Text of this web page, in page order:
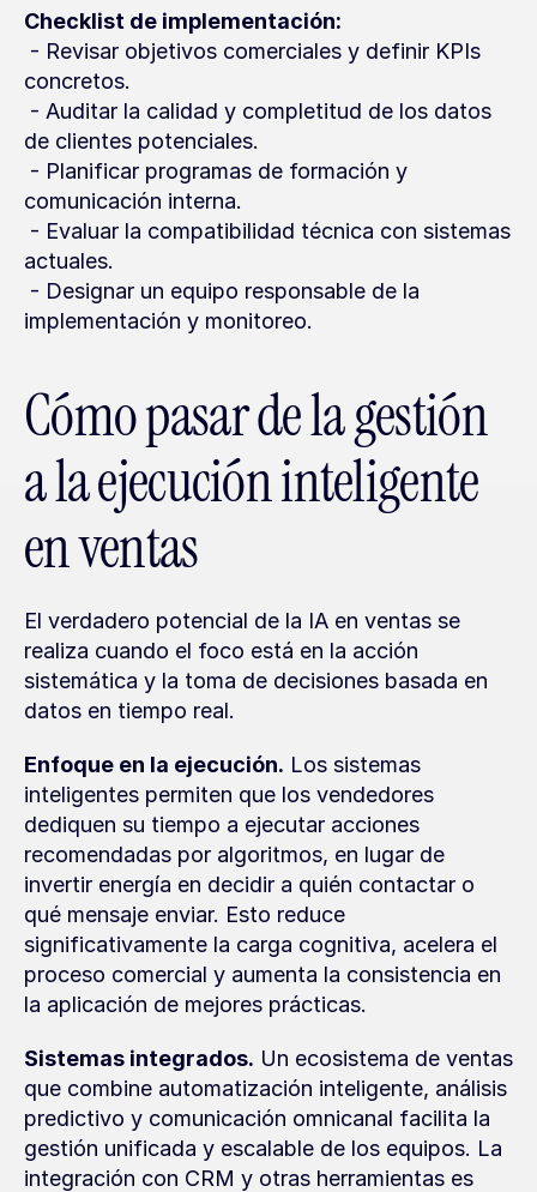
Checklist de implementación:
concretos.
de clientes potenciales.
comunicación interna.
actuales.
implementación y monitoreo.
Cómo pasar de la gestión
a la ejecución inteligente
en ventas
El verdadero potencial de la IA en ventas se
realiza cuando el foco está en la acción
sistemática y la toma de decisiones basada en
datos en tiempo real.
Enfoque en la ejecución. Los sistemas
inteligentes permiten que los vendedores
dediquen su tiempo a ejecutar acciones
recomendadas por algoritmos, en lugar de
invertir energía en decidir a quién contactar o
qué mensaje enviar. Esto reduce
significativamente la carga cognitiva, acelera el
proceso comercial y aumenta la consistencia en
la aplicación de mejores prácticas.
Sistemas integrados. Un ecosistema de ventas
que combine automatización inteligente, análisis
predictivo y comunicación omnicanal facilita la
gestión unificada y escalable de los equipos. La
integración con CRM y otras herramientas es